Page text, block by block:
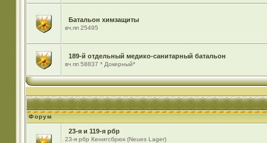
Батальон химзащиты
вч.пп 25495
189-й отдельный медико-санитарный батальон
вч пп 58837 * Докерный*
Форум
23-я и 119-я рбр
23-я рбр Кенигсбрюк (Neues Lager)